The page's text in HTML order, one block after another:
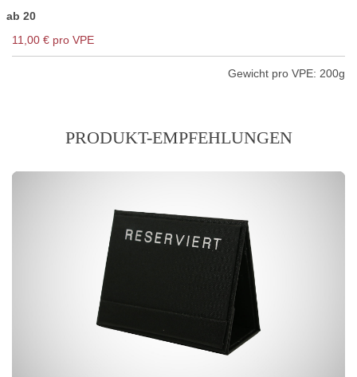
ab 20
11,00 € pro VPE
Gewicht pro VPE: 200g
PRODUKT-EMPFEHLUNGEN